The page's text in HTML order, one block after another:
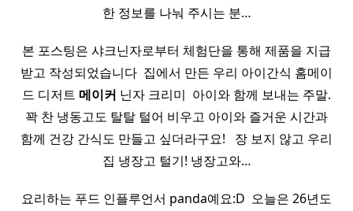
한 정보를 나눠 주시는 분…
본 포스팅은 샤크닌자로부터 체험단을 통해 제품을 지급
받고 작성되었습니다 ​ 집에서 만든 우리 아이간식 홈메이
드 디저트 메이커 닌자 크리미 ​ 아이와 함께 보내는 주말.
꽉 찬 냉동고도 탈탈 털어 비우고 아이와 즐거운 시간과
함께 건강 간식도 만들고 싶더라구요! ​ ​ 장 보지 않고 우리
집 냉장고 털기! 냉장고와…
요리하는 푸드 인플루언서 panda예요:D ​ 오늘은 26년도